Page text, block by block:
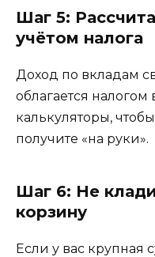
Шаг 5:
учётом налога
Доход по вкладам
облагается налогом
калькуляторы,
получите «на руки».
Шаг 6: Не
корзину
Если у вас крупная